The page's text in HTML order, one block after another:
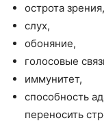
острота зрения,
слух,
обоняние,
голосовые
иммунитет,
способность
переносить